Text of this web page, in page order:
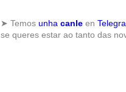
➤ Temos unha canle en
se queres estar ao tanto das